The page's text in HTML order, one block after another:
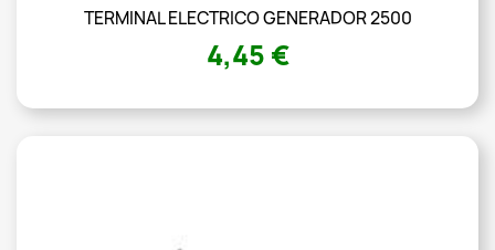
TERMINAL ELECTRICO GENERADOR 2500
4,45 €